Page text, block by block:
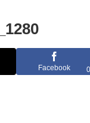
Facebook 0